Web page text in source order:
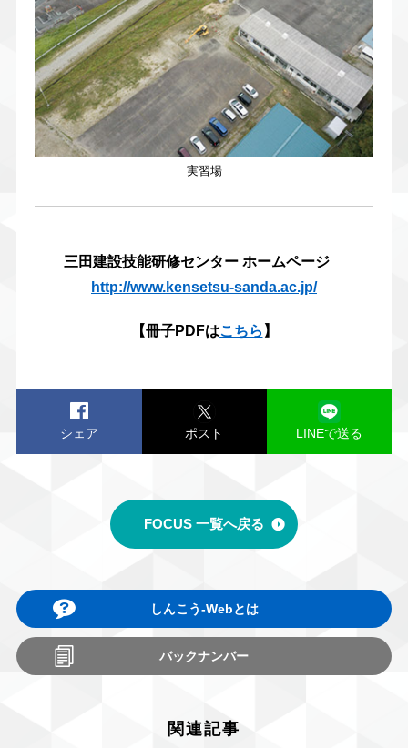
実習場
三田建設技能研修センター ホームページ
http://www.kensetsu-sanda.ac.jp/
【冊子PDFはこちら 】
シェア ポスト LINEで送る
FOCUS 一覧へ戻る
しんこう-Webとは
バックナンバー
関連記事